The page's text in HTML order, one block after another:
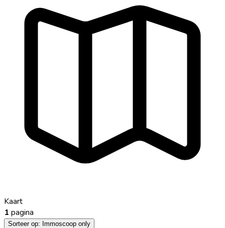
Kaart
1 pagina
Sorteer op: Immoscoop only